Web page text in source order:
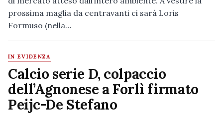
prossima maglia da centravanti ci sarà Loris
Formuso (nella…
IN EVIDENZA
Calcio serie D, colpaccio
dell’Agnonese a Forlì firmato
Peijc-De Stefano